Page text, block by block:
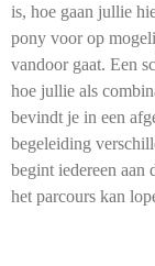
is, hoe gaan jullie
pony voor op
vandoor gaat. Een
hoe jullie als
bevindt je in een
begeleiding
begint iedereen aan
het parcours kan